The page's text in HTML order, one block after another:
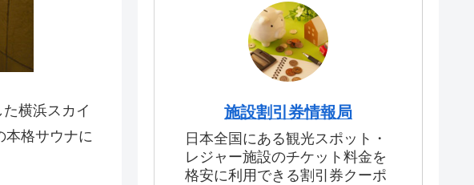
横浜スカイ
本格サウナに
施設割引券情報局
日本全国にある観光スポット・
レジャー施設のチケット料金を
格安に利用できる割引券クーポ